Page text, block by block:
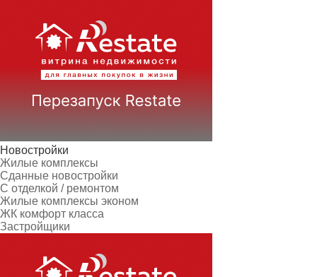
Новостройки
Жилые комплексы
Сданные новостройки
С отделкой / ремонтом
Жилые комплексы эконом
ЖК комфорт класса
Застройщики